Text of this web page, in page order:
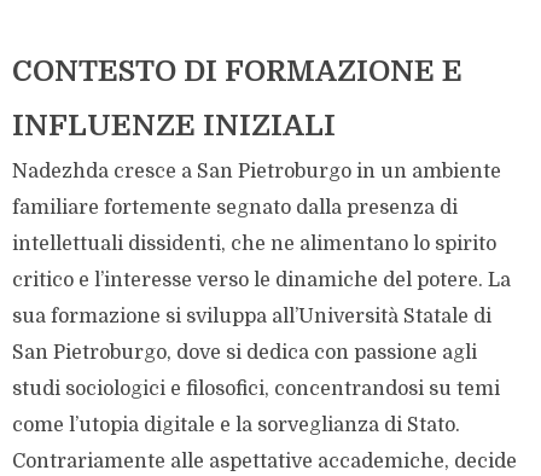
CONTESTO DI FORMAZIONE E
INFLUENZE INIZIALI
Nadezhda cresce a San Pietroburgo in un ambiente
familiare fortemente segnato dalla presenza di
intellettuali dissidenti, che ne alimentano lo spirito
critico e l’interesse verso le dinamiche del potere. La
sua formazione si sviluppa all’Università Statale di
San Pietroburgo, dove si dedica con passione agli
studi sociologici e filosofici, concentrandosi su temi
come l’utopia digitale e la sorveglianza di Stato.
Contrariamente alle aspettative accademiche, decide